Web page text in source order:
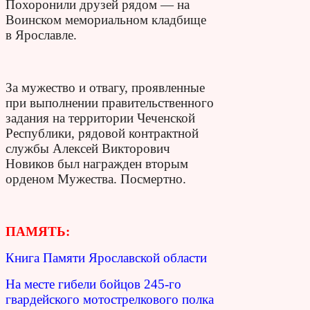
Похоронили друзей рядом — на
Воинском мемориальном кладбище
в Ярославле.
За мужество и отвагу, проявленные
при выполнении правительственного
задания на территории Чеченской
Республики, рядовой контрактной
службы Алексей Викторович
Новиков был награжден вторым
орденом Мужества. Посмертно.
ПАМЯТЬ:
Книга Памяти Ярославской области
На месте гибели бойцов 245-го
гвардейского мотострелкового полка